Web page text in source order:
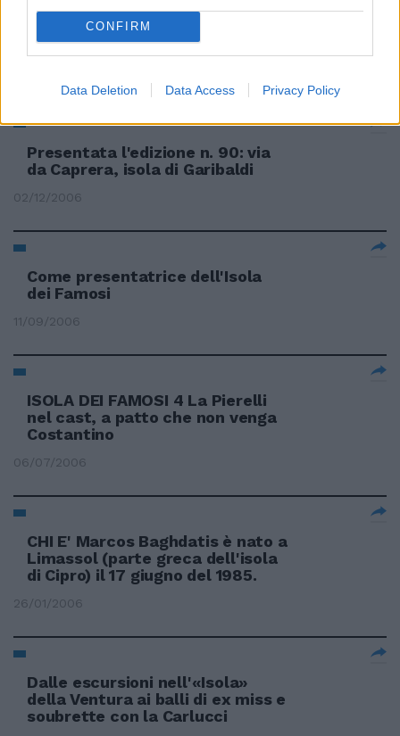
CONFIRM
Data Deletion Data Access Privacy Policy
«Isola, rischio anoressia per le
ragazze»
Presentata l'edizione n. 90: via
da Caprera, isola di Garibaldi
02/12/2006
Come presentatrice dell'Isola
dei Famosi
11/09/2006
ISOLA DEI FAMOSI 4 La Pierelli
nel cast, a patto che non venga
Costantino
06/07/2006
CHI E' Marcos Baghdatis è nato a
Limassol (parte greca dell'isola
di Cipro) il 17 giugno del 1985.
26/01/2006
Dalle escursioni nell'«Isola»
della Ventura ai balli di ex miss e
soubrette con la Carlucci